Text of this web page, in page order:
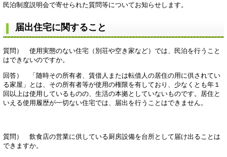
民泊制度説明会で寄せられた質問等についてお知らせします。
届出住宅に関すること
質問） 使用実態のない住宅（別荘や空き家など）では、民泊を行うこと
はできないのですか。
回答） 「随時その所有者、賃借人または転借人の居住の用に供されてい
る家屋」とは、その所有者等が使用の権限を有しており、少なくとも年１
回以上は使用しているものの、生活の本拠としていないものです。居住と
いえる使用履歴が一切ない住宅では、届出を行うことはできません。
質問） 飲食店の営業に供している厨房設備を台所として届け出ることは
できますか。